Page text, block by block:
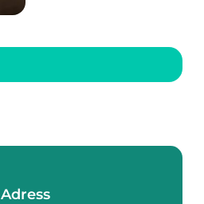
det är ett stort bolån
eller ett mindre...
Adress